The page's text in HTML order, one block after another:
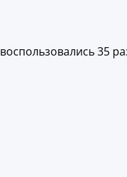
воспользовались 35